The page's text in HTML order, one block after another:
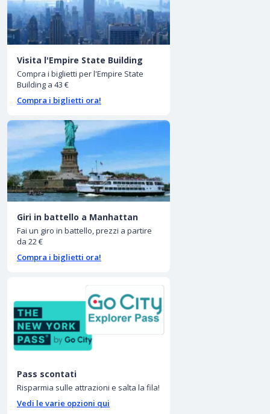
Visita l'Empire State Building
Compra i biglietti per l'Empire State
Building a 43 €
Compra i biglietti ora!
Giri in battello a Manhattan
Fai un giro in battello, prezzi a partire
da 22 €
Compra i biglietti ora!
Pass scontati
Risparmia sulle attrazioni e salta la fila!
Vedi le varie opzioni qui